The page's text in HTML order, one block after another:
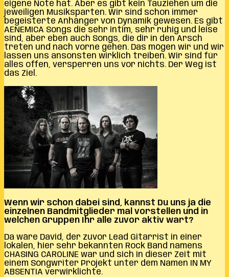
eigene Note hat. Aber es gibt kein Tauziehen um die
jeweiligen Musiksparten. Wir sind schon immer
begeisterte Anhänger von Dynamik gewesen. Es gibt
AENEMICA Songs die sehr intim, sehr ruhig und leise
sind, aber eben auch Songs, die dir in den Arsch
treten und nach vorne gehen. Das mögen wir und wir
lassen uns ansonsten wirklich treiben. Wir sind für
alles offen, versperren uns vor nichts. Der Weg ist
das Ziel.
Wenn wir schon dabei sind, kannst Du uns ja die
einzelnen Bandmitglieder mal vorstellen und in
welchen Gruppen Ihr alle zuvor aktiv wart?
Da wäre David, der zuvor Lead Gitarrist in einer
lokalen, hier sehr bekannten Rock Band namens
CHASING CAROLINE war und sich in dieser Zeit mit
einem Songwriter Projekt unter dem Namen IN MY
ABSENTIA verwirklichte.